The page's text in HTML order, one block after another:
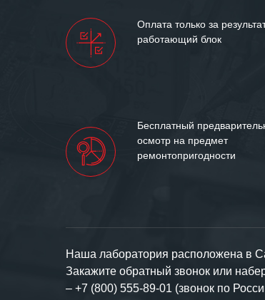
Оплата только за
работающий блок
Бесплатный
осмотр на предмет
ремонтопригодности
Наша лаборатория расположена в
Закажите обратный звонок или
– +7 (800) 555-89-01 (звонок по